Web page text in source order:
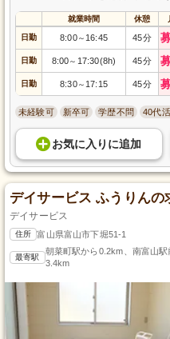
就業時間 休憩
日勤 8:00～ 16:45 45分
日勤 8:00～ 17:30(8h) 45分
日勤 8:30～ 17:15 45分
未経験可 新卒可 学歴不問 40代
お気に入り に追加
デイサービス ふうりんの
デイサービス
住所 富山県富山市下堀51-1
最寄駅
朝菜町駅から0.2km、南富山
3.4km